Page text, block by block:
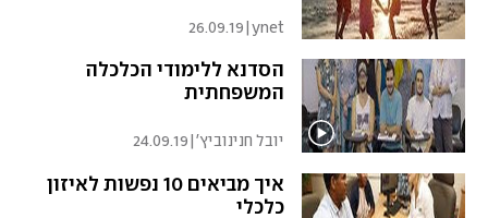
ynet
|
26.09.19
הסדנא ללימודי הכלכלה
המשפחתית
יובל חנינוביץ'|
24.09.19
איך מביאים 10 נפשות לאיזון
כלכלי